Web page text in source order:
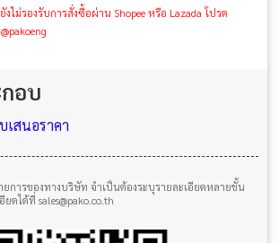
ไม่รองรับการสั่งซื้อผ่าน Shopee หรือ Lazada โปรด
อบ
สนอราคา
ยการของทางบริษัท จำเป็นต้องระบุรายละเอียดหลายขั้น
ดได้ที่ sales@pako.co.th